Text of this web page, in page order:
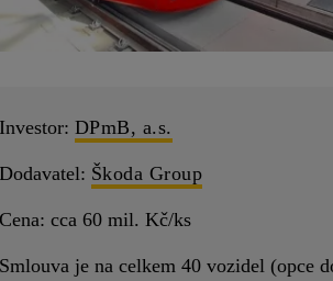
Investor: DPmB, a.s.
Dodavatel: Škoda Group
Cena: cca 60 mil. Kč/ks
Smlouva je na celkem 40 vozidel (opce